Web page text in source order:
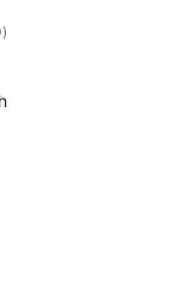
कुल
रेटिङ्गहरू
)